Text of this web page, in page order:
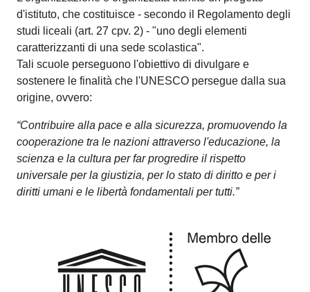
d'istituto, che costituisce - secondo il Regolamento degli
studi liceali (art. 27 cpv. 2) - "uno degli elementi
caratterizzanti di una sede scolastica".
Tali scuole perseguono l'obiettivo di divulgare e
sostenere le finalità che l'UNESCO persegue dalla sua
origine, ovvero:
“Contribuire alla pace e alla sicurezza, promuovendo la
cooperazione tra le nazioni attraverso l'educazione, la
scienza e la cultura per far progredire il rispetto
universale per la giustizia, per lo stato di diritto e per i
diritti umani e le libertà fondamentali per tutti.”